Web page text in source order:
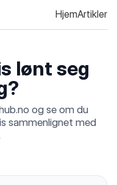
HjemArtikler
lønt seg
og se om du
sammenlignet med